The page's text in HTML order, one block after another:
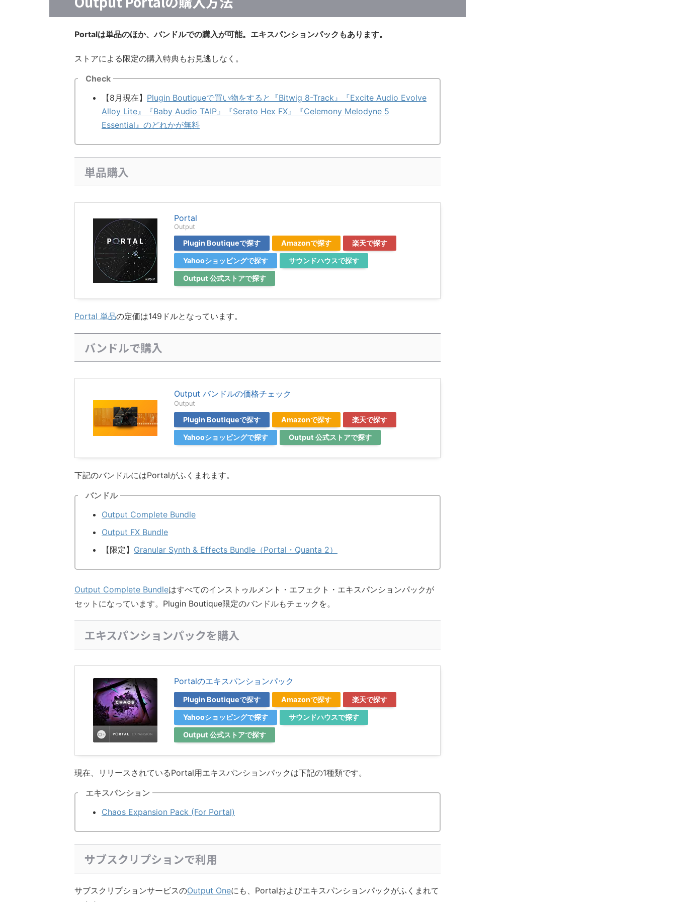
Portalは単品のほか、バンドルでの購入が可能。エキスパンションパックもあります。
ストアによる限定の購入特典もお見逃しなく。
Check
【8月現在】 Plugin Boutiqueで買い物をすると『Bitwig 8-Track』『Excite Audio Evolve
Alloy Lite』『Baby Audio TAIP』『Serato Hex FX』『Celemony Melodyne 5
Essential』のどれかが無料
単品購入
Portal
Output
Plugin Boutiqueで探す Amazonで探す 楽天で探す
Yahooショッピングで探す サウンドハウスで探す
Output 公式ストアで探す
Portal 単品の定価は149ドルとなっています。
バンドルで購入
Output バンドルの価格チェック
Output
Plugin Boutiqueで探す Amazonで探す 楽天で探す
Yahooショッピングで探す Output 公式ストアで探す
下記のバンドルにはPortalがふくまれます。
バンドル
Output Complete Bundle
Output FX Bundle
【限定】 Granular Synth & Effects Bundle（Portal・Quanta 2）
Output Complete Bundleはすべてのインストゥルメント・エフェクト・エキスパンションパックが
セットになっています。Plugin Boutique限定のバンドルもチェックを。
エキスパンションパックを購入
Portalのエキスパンションパック
Plugin Boutiqueで探す Amazonで探す 楽天で探す
Yahooショッピングで探す サウンドハウスで探す
Output 公式ストアで探す
現在、リリースされているPortal用エキスパンションパックは下記の1種類です。
エキスパンション
Chaos Expansion Pack (For Portal)
サブスクリプションで利用
サブスクリプションサービスのOutput Oneにも、Portalおよびエキスパンションパックがふくまれて